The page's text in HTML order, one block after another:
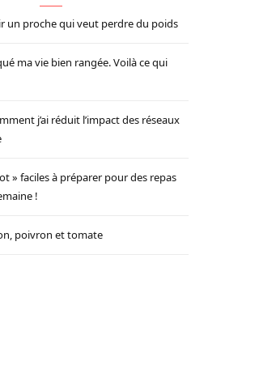
un proche qui veut perdre du poids
ma vie bien rangée. Voilà ce qui
j’ai réduit l’impact des réseaux
» faciles à préparer pour des repas
!
poivron et tomate